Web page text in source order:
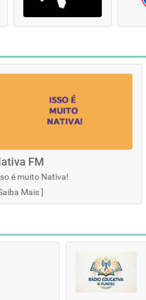
FM
é muito Nativa!
Mais]